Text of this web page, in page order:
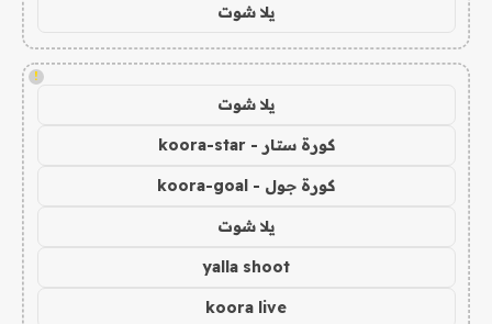
يلا شوت
!
يلا شوت
كورة ستار - koora-star
كورة جول - koora-goal
يلا شوت
yalla shoot
koora live